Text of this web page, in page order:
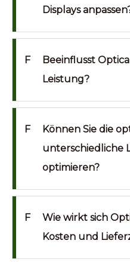
Displays
F
Beeinflusst
Leistung?
F
Können Sie die
unterschiedliche
optimieren?
F
Wie wirkt sich
Kosten und